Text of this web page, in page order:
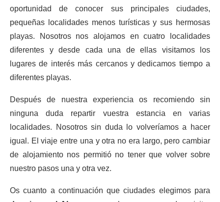
oportunidad de conocer sus principales ciudades,
pequeñas localidades menos turísticas y sus hermosas
playas. Nosotros nos alojamos en cuatro localidades
diferentes y desde cada una de ellas visitamos los
lugares de interés más cercanos y dedicamos tiempo a
diferentes playas.
Después de nuestra experiencia os recomiendo sin
ninguna duda repartir vuestra estancia en varias
localidades. Nosotros sin duda lo volveríamos a hacer
igual. El viaje entre una y otra no era largo, pero cambiar
de alojamiento nos permitió no tener que volver sobre
nuestro pasos una y otra vez.
Os cuanto a continuación que ciudades elegimos para